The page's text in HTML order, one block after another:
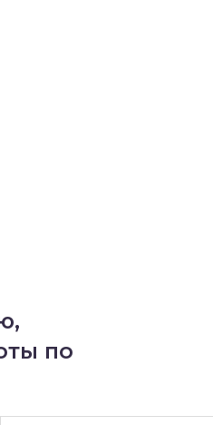
по